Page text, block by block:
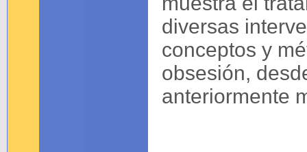
diversas
conceptos y
obsesión,
anteriormente